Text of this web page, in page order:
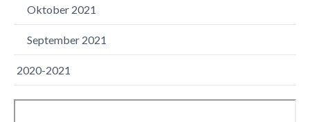
Oktober 2021
September 2021
2020-2021